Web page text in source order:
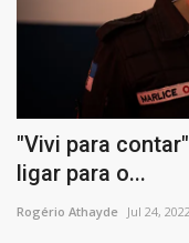
"Vivi para
ligar para o...
Rogério Athayde Jul 24, 2022